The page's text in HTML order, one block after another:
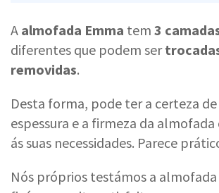
A almofada Emma tem 3
diferentes que podem ser
removidas.
Desta forma, pode ter a certeza de
espessura e a firmeza da
ás suas necessidades. Parece
Nós próprios testámos a